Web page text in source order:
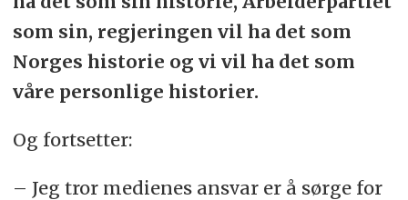
som sin, regjeringen vil ha det som
Norges historie og vi vil ha det som
våre personlige historier.
Og fortsetter:
– Jeg tror medienes ansvar er å sørge for